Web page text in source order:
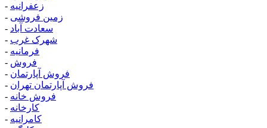
- زعفرانیه
- زمین فروشی
- سعادت آباد
- شهرک غرب
- فرمانیه
- فروش
- فروش آپارتمان
- فروش آپارتمان تهران
- فروش خانه
- کارخانه
- کامرانیه